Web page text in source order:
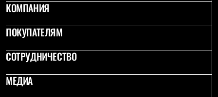
КОМПАНИЯ
ПОКУПАТЕЛЯМ
СОТРУДНИЧЕСТВО
МЕДИА